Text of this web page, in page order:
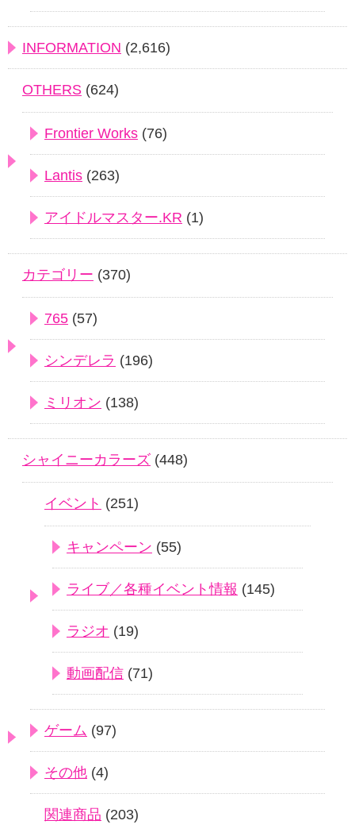
INFORMATION (2,616)
OTHERS (624)
Frontier Works (76)
Lantis (263)
アイドルマスター.KR (1)
カテゴリー (370)
765 (57)
シンデレラ (196)
ミリオン (138)
シャイニーカラーズ (448)
イベント (251)
キャンペーン (55)
ライブ／各種イベント情報 (145)
ラジオ (19)
動画配信 (71)
ゲーム (97)
その他 (4)
関連商品 (203)